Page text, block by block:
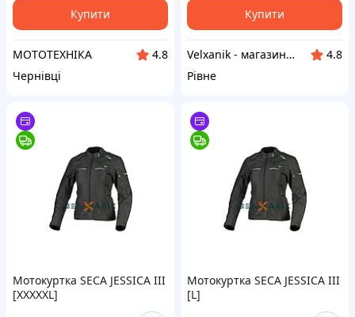
Купити
МОТОТЕХНІКА
4.8
Чернівці
Купити
Velxanik - магазин мототехніки, велотоварів, с/г техніки, аксесуарів та запчастин
4.8
Рівне
Мотокуртка SECA JESSICA III
[XXXXXL]
Мотокуртка SECA JESSICA III
[L]